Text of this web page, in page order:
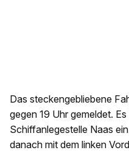
Das steckengebliebene
gegen 19 Uhr gemeldet.
Schiffanlegestelle Naas
danach mit dem linken